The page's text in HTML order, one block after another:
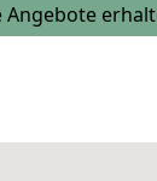
Angebote